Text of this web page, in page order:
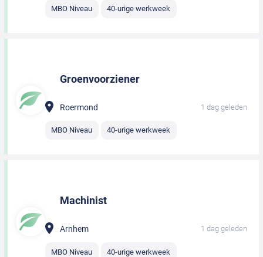
MBO Niveau 40-urige werkweek
Groenvoorziener
Roermond 1 dag geleden
MBO Niveau 40-urige werkweek
Machinist
Arnhem 1 dag geleden
MBO Niveau 40-urige werkweek